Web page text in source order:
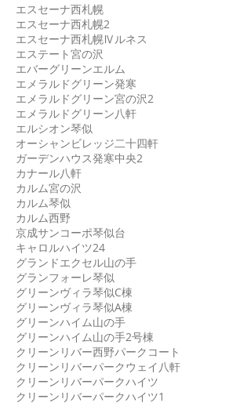
エスセーナ西札幌
エスセーナ西札幌2
エスセーナ西札幌Ⅳルネス
エステート宮の沢
エバーグリーンエルム
エメラルドグリーン発寒
エメラルドグリーン宮の沢2
エメラルドグリーン八軒
エルシオン琴似
オーシャンビレッジ二十四軒
ガーデンハウス発寒中央2
カナール八軒
カルム宮の沢
カルム琴似
カルム西野
京成サンコーポ琴似台
キャロルハイツ24
グランドエクセル山の手
グランフォーレ琴似
グリーンヴィラ琴似C棟
グリーンヴィラ琴似A棟
グリーンハイム山の手
グリーンハイム山の手2号棟
クリーンリバー西野パークコート
クリーンリバーパークウェイ八軒
クリーンリバーパークハイツ
クリーンリバーパークハイツ1